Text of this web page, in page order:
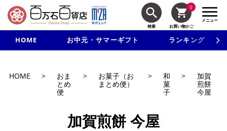
検索
0
お買い物かご
メニュー
HOME お中元・サマーギフト ランキング
新規入会で3千円以上で使える500円クーポンを進呈！
HOME >
おま
とめ
便
>
お菓子（お
まとめ便）
>
和
菓
子
>
加賀
煎餅
今屋
加賀煎餅 今屋